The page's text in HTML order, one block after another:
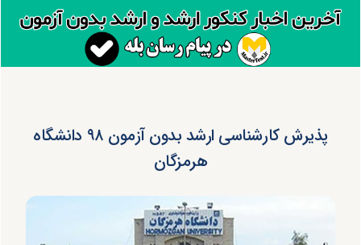
پذیرش کارشناسی ارشد بدون آزمون ۹۸ دانشگاه
هرمزگان